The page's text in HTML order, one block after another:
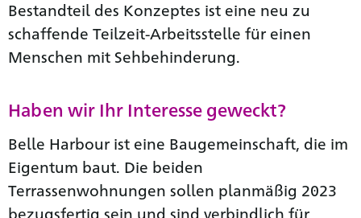
Bestandteil des Konzeptes ist eine neu zu
schaffende Teilzeit-Arbeitsstelle für einen
Menschen mit Sehbehinderung.
Haben wir Ihr Interesse geweckt?
Belle Harbour ist eine Baugemeinschaft, die im
Eigentum baut. Die beiden
Terrassenwohnungen sollen planmäßig 2023
bezugsfertig sein und sind verbindlich für